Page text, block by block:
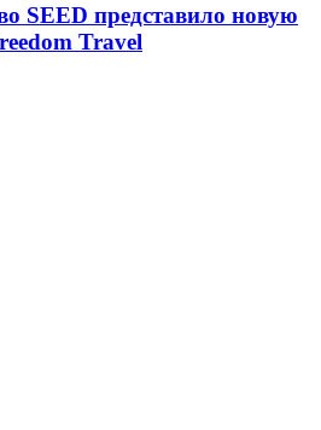
SEED представило новую
Travel